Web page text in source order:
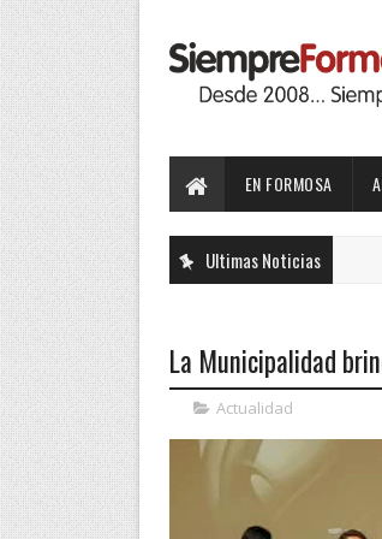
EN FORMOSA
Ultimas Noticias
La Municipalidad
Actualidad